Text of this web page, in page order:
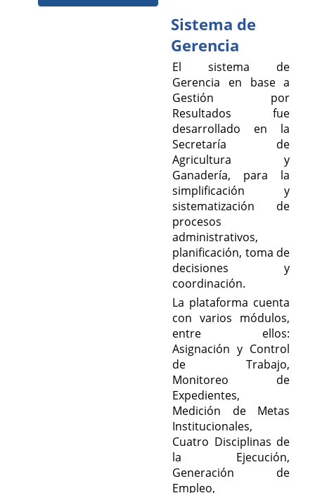
Sistema de
Gerencia
El sistema de
Gerencia en base a
Gestión por
Resultados fue
desarrollado en la
Secretaría de
Agricultura y
Ganadería, para la
simplificación y
sistematización de
procesos
administrativos,
planificación, toma de
decisiones y
coordinación.
La plataforma cuenta
con varios módulos,
entre ellos:
Asignación y Control
de Trabajo,
Monitoreo de
Expedientes,
Medición de Metas
Institucionales,
Cuatro Disciplinas de
la Ejecución,
Generación de
Empleo,